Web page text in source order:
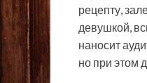
рецепту,
девушкой,
наносит
но при этом